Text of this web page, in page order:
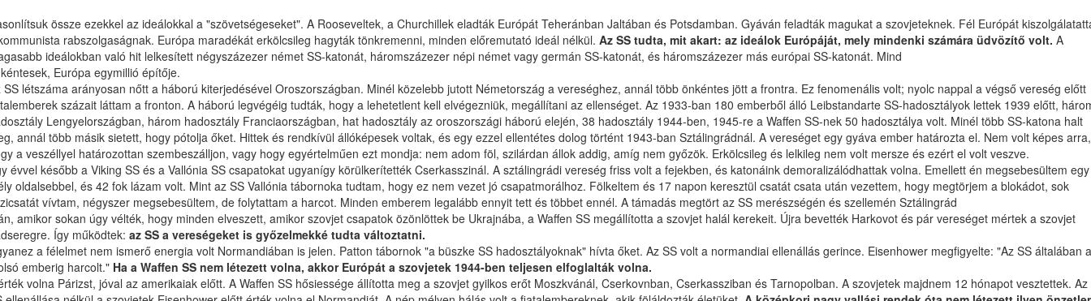
össze ezekkel az ideálokkal a "szövetségeseket". A Rooseveltek, a Churchillek eladták Európát Teheránban Jaltában és Potsdamban. Gyáván feladták magukat a szovjeteknek. Fél Európát
rabszolgaságnak. Európa maradékát erkölcsileg hagyták tönkremenni, minden előremutató ideál nélkül. Az SS tudta, mit akart: az ideálok Európáját, mely mindenki számára üdvözítő volt. A
ideálokban való hit lelkesített négyszázezer német SS-katonát, háromszázezer népi német vagy germán SS-katonát, és háromszázezer más európai SS-katonát. Mind
Európa egymillió építője.
SS létszáma arányosan nőtt a háború kiterjedésével Oroszországban. Minél közelebb jutott Németország a vereséghez, annál több önkéntes jött a frontra. Ez fenomenális volt; nyolc nappal a végső vereség előtt
százait láttam a fronton. A háború legvégéig tudták, hogy a lehetetlent kell elvégezniük, megállítani az ellenséget. Az 1933-ban 180 emberből álló Leibstandarte SS-hadosztályok lettek 1939 előtt,
Lengyelországban, három hadosztály Franciaországban, hat hadosztály az oroszországi háború elején, 38 hadosztály 1944-ben, 1945-re a Waffen SS-nek 50 hadosztálya volt. Minél több SS-katona halt
annál több másik sietett, hogy pótolja őket. Hittek és rendkívül állóképesek voltak, és egy ezzel ellentétes dolog történt 1943-ban Sztálingrádnál. A vereséget egy gyáva ember határozta el. Nem volt képes arra,
a veszéllyel határozottan szembeszálljon, vagy hogy egyértelműen ezt mondja: nem adom föl, szilárdan állok addig, amíg nem győzök. Erkölcsileg és lelkileg nem volt mersze és ezért el volt veszve.
évvel később a Viking SS és a Vallónia SS csapatokat ugyanígy körülkerítették Cserkasszinál. A sztálingrádi vereség friss volt a fejekben, és katonáink demoralizálódhattak volna. Emellett én megsebesültem egy
oldalsebbel, és 42 fok lázam volt. Mint az SS Vallónia tábornoka tudtam, hogy ez nem vezet jó csapatmorálhoz. Fölkeltem és 17 napon keresztül csatát csata után vezettem, hogy megtörjem a blokádot, sok
vívtam, négyszer megsebesültem, de folytattam a harcot. Minden emberem legalább ennyit tett és többet ennél. A támadás megtört az SS merészségén és szellemén Sztálingrád
amikor sokan úgy vélték, hogy minden elveszett, amikor szovjet csapatok özönlöttek be Ukrajnába, a Waffen SS megállította a szovjet halál kerekeit. Újra bevették Harkovot és pár vereséget mértek a szovjet
Így működtek: az SS a vereségeket is győzelmekké tudta változtatni.
a félelmet nem ismerő energia volt Normandiában is jelen. Patton tábornok "a büszke SS hadosztályoknak" hívta őket. Az SS volt a normandiai ellenállás gerince. Eisenhower megfigyelte: "Az SS általában
emberig harcolt." Ha a Waffen SS nem létezett volna, akkor Európát a szovjetek 1944-ben teljesen elfoglalták volna.
volna Párizst, jóval az amerikaiak előtt. A Waffen SS hősiessége állította meg a szovjet gyilkos erőt Moszkvánál, Cserkovnban, Cserkassziban és Tarnopolban. A szovjetek majdnem 12 hónapot vesztettek. Az